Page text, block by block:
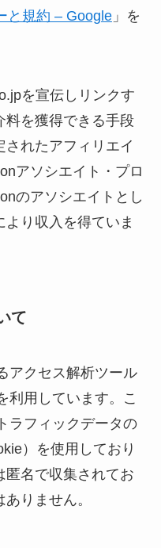
と規約 – Google」を
を宣伝しリンクす
料を獲得できる手段
されたアフィリエイ
アソシエイト・プロ
のアソシエイトとし
り収入を得ていま
て
アクセス解析ツール
利用しています。こ
ラフィックデータの
）を使用しており
匿名で収集されてお
りません。